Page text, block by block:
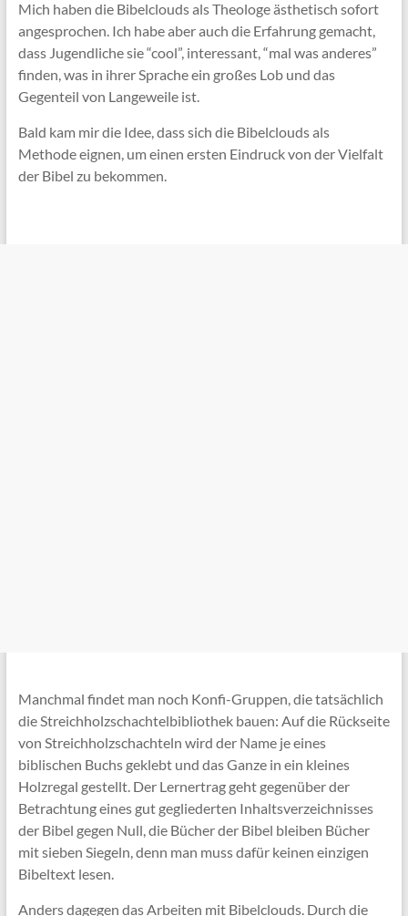
Mich haben die Bibelclouds als Theologe ästhetisch sofort
angesprochen. Ich habe aber auch die Erfahrung gemacht,
dass Jugendliche sie “cool”, interessant, “mal was anderes”
finden, was in ihrer Sprache ein großes Lob und das
Gegenteil von Langeweile ist.
Bald kam mir die Idee, dass sich die Bibelclouds als
Methode eignen, um einen ersten Eindruck von der Vielfalt
der Bibel zu bekommen.
Manchmal findet man noch Konfi-Gruppen, die tatsächlich
die Streichholzschachtelbibliothek bauen: Auf die Rückseite
von Streichholzschachteln wird der Name je eines
biblischen Buchs geklebt und das Ganze in ein kleines
Holzregal gestellt. Der Lernertrag geht gegenüber der
Betrachtung eines gut gegliederten Inhaltsverzeichnisses
der Bibel gegen Null, die Bücher der Bibel bleiben Bücher
mit sieben Siegeln, denn man muss dafür keinen einzigen
Bibeltext lesen.
Anders dagegen das Arbeiten mit Bibelclouds. Durch die